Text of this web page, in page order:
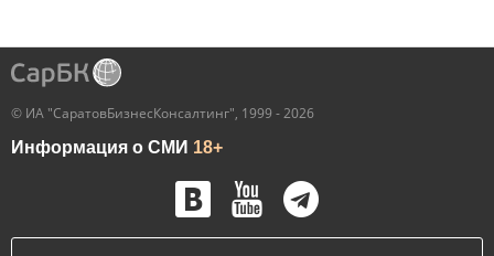
© ИА "СаратовБизнесКонсалтинг", 1999 - 2026
Информация о СМИ 18+